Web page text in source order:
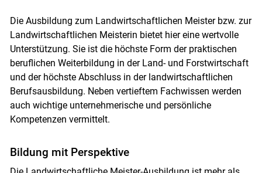
Die Ausbildung zum Landwirtschaftlichen Meister bzw. zur
Landwirtschaftlichen Meisterin bietet hier eine wertvolle
Unterstützung. Sie ist die höchste Form der praktischen
beruflichen Weiterbildung in der Land- und Forstwirtschaft
und der höchste Abschluss in der landwirtschaftlichen
Berufsausbildung. Neben vertieftem Fachwissen werden
auch wichtige unternehmerische und persönliche
Kompetenzen vermittelt.
Bildung mit Perspektive